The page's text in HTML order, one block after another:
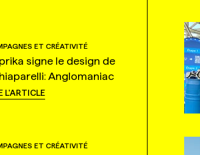
ET CRÉATIVITÉ
signe le design de
Anglomaniac
L'ARTICLE
ET CRÉATIVITÉ